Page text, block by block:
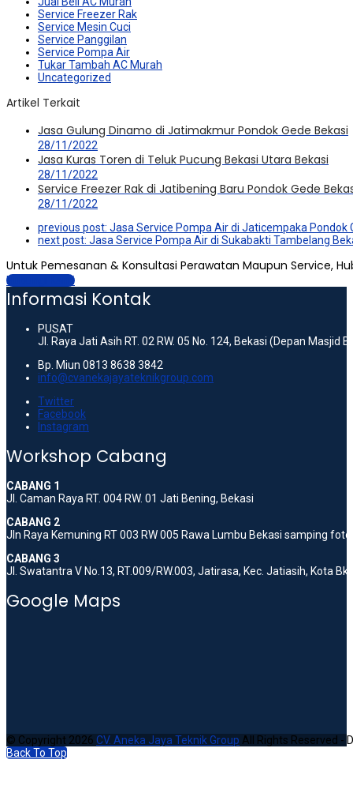
Service Freezer Rak
Service Mesin Cuci
Service Panggilan
Service Pompa Air
Tukar Tambah AC Murah
Uncategorized
Artikel Terkait
Jasa Gulung Dinamo di Jatimakmur Pondok Gede Bekasi
28/11/2022
Jasa Kuras Toren di Teluk Pucung Bekasi Utara Bekasi
28/11/2022
Service Freezer Rak di Jatibening Baru Pondok Gede
28/11/2022
previous post: Jasa Service Pompa Air di Jaticempaka Pondok
next post: Jasa Service Pompa Air di Sukabakti Tambelang
Untuk Pemesanan & Konsultasi Perawatan Maupun Service,
Hubungi Kami
Informasi Kontak
PUSAT
Jl. Raya Jati Asih RT. 02 RW. 05 No. 124, Bekasi (Depan Masjid
Bp. Miun 0813 8638 3842
info@cvanekajayateknikgroup.com
Twitter
Facebook
Instagram
Workshop Cabang
CABANG 1
Jl. Caman Raya RT. 004 RW. 01 Jati Bening, Bekasi
CABANG 2
Jln Raya Kemuning RT 003 RW 005 Rawa Lumbu Bekasi samping
CABANG 3
Jl. Swatantra V No.13, RT.009/RW.003, Jatirasa, Kec. Jatiasih, Kota
Google Maps
© Copyright 2026 CV. Aneka Jaya Teknik Group All Rights Reserved -
Back To Top